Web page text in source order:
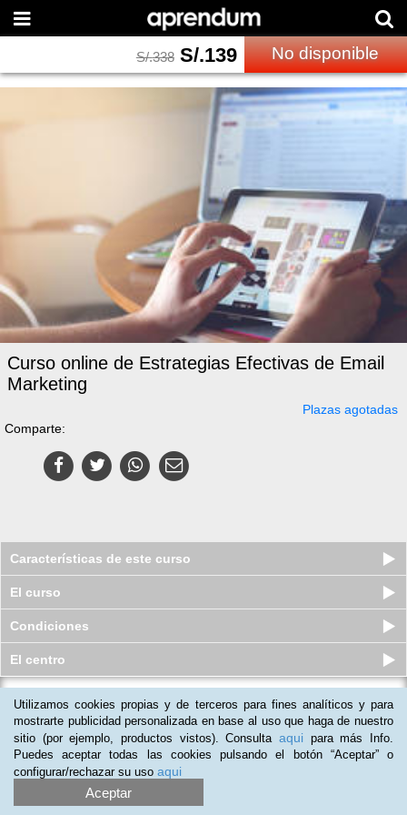
S/.338 S/.139 No disponible
Curso online de Estrategias Efectivas de Email
Marketing
Plazas agotadas
Comparte:
Características de este curso
El curso
Condiciones
El centro
Marketing en Redes Sociales e
Implantación de Negocio Electrónico
Plazas disponibles
S/.265 S/.260
Utilizamos cookies propias y de terceros para fines analíticos y para
mostrarte publicidad personalizada en base al uso que haga de nuestro
sitio (por ejemplo, productos vistos). Consulta aqui para más Info.
Puedes aceptar todas las cookies pulsando el botón “Aceptar” o
configurar/rechazar su uso aqui
Aceptar